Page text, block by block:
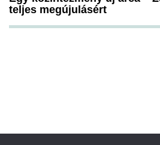
teljes megújulásért